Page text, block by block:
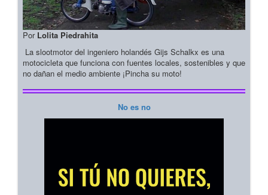
Por Lolita Piedrahita
La slootmotor del ingeniero holandés Gijs Schalkx es una
motocicleta que funciona con fuentes locales, sostenibles y que
no dañan el medio ambiente ¡Pincha su moto!
No es no